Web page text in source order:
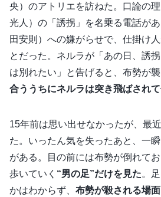
央）のアトリエを訪ねた。口論の
光人）の「誘拐」を名乗る電話が
田安則）への嫌がらせで、仕掛け
とだった。ネルラが「あの日、誘
は別れたい」と告げると、布勢が襲
合ううちにネルラは突き飛ばされ
15年前は思い出せなかったが、最
た。いったん気を失ったあと、一
がある。目の前には布勢が倒れて
歩いていく “男の足”だけを見た。
かはわからず、 布勢が殺される場